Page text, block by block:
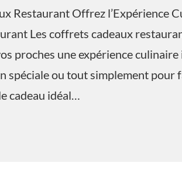
Restaurant Offrez l’Expérience
Les coffrets cadeaux
proches une expérience
spéciale ou tout simplement pour
cadeau idéal…